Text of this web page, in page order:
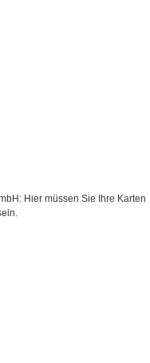
Hier müssen Sie Ihre Karten